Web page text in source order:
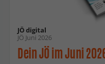
JÖ digital
JÖ Juni 2026
Dein JÖ im Juni